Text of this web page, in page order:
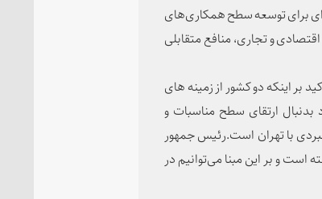
برای توسعه سطح همکاری‌های
و تجاری، منافع متقابلی
بر اینکه دو کشور از زمینه های
ارتقای سطح مناسبات و
با تهران است.رئیس جمهور
و بر این مبنا می‌توانیم در